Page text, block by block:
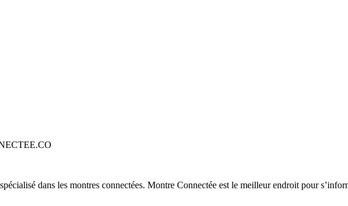
dans les montres connectées. Montre Connectée est le meilleur endroit pour